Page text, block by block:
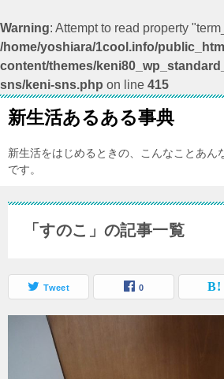
Warning: Attempt to read property
/home/yoshiara/1cool.info/
content/themes/
sns/keni-sns.php on line 415
新生活あるある事典
新生活をはじめるときの、こんなことあん
です。
「すのこ」の記事一覧
Tweet 0